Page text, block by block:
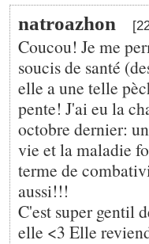
natroazhon
Coucou! Je me
soucis de santé
elle a une telle
pente! J'ai eu la
octobre dernier:
vie et la maladie
terme de
aussi!!!
C'est super gentil
elle <3 Elle